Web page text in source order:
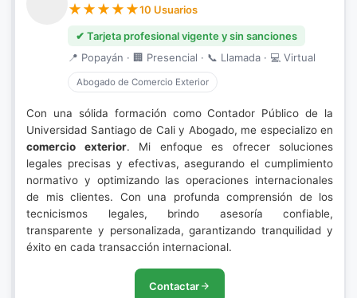
10 Usuarios
✔ Tarjeta profesional vigente y sin sanciones
📍 Popayán · 🏢 Presencial · 📞 Llamada · 💻 Virtual
Abogado de Comercio Exterior
Con una sólida formación como Contador Público de la
Universidad Santiago de Cali y Abogado, me especializo en
comercio exterior. Mi enfoque es ofrecer soluciones
legales precisas y efectivas, asegurando el cumplimiento
normativo y optimizando las operaciones internacionales
de mis clientes. Con una profunda comprensión de los
tecnicismos legales, brindo asesoría confiable,
transparente y personalizada, garantizando tranquilidad y
éxito en cada transacción internacional.
Contactar